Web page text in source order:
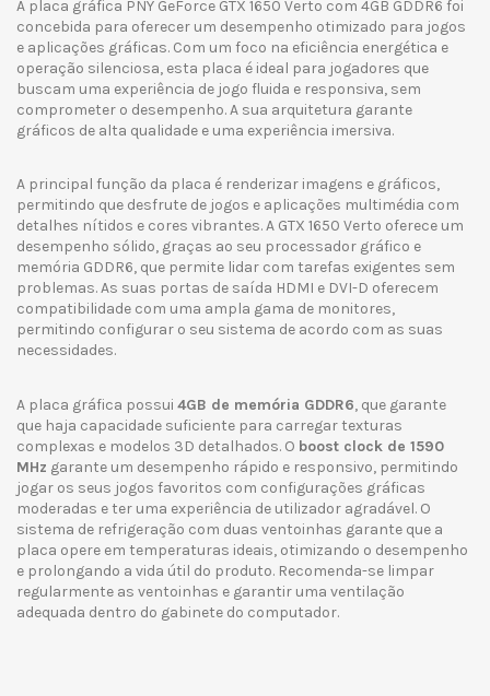
A placa gráfica PNY GeForce GTX 1650 Verto com 4GB GDDR6 foi
concebida para oferecer um desempenho otimizado para jogos
e aplicações gráficas. Com um foco na eficiência energética e
operação silenciosa, esta placa é ideal para jogadores que
buscam uma experiência de jogo fluida e responsiva, sem
comprometer o desempenho. A sua arquitetura garante
gráficos de alta qualidade e uma experiência imersiva.
A principal função da placa é renderizar imagens e gráficos,
permitindo que desfrute de jogos e aplicações multimédia com
detalhes nítidos e cores vibrantes. A GTX 1650 Verto oferece um
desempenho sólido, graças ao seu processador gráfico e
memória GDDR6, que permite lidar com tarefas exigentes sem
problemas. As suas portas de saída HDMI e DVI-D oferecem
compatibilidade com uma ampla gama de monitores,
permitindo configurar o seu sistema de acordo com as suas
necessidades.
A placa gráfica possui 4GB de memória GDDR6, que garante
que haja capacidade suficiente para carregar texturas
complexas e modelos 3D detalhados. O boost clock de 1590
MHz garante um desempenho rápido e responsivo, permitindo
jogar os seus jogos favoritos com configurações gráficas
moderadas e ter uma experiência de utilizador agradável. O
sistema de refrigeração com duas ventoinhas garante que a
placa opere em temperaturas ideais, otimizando o desempenho
e prolongando a vida útil do produto. Recomenda-se limpar
regularmente as ventoinhas e garantir uma ventilação
adequada dentro do gabinete do computador.